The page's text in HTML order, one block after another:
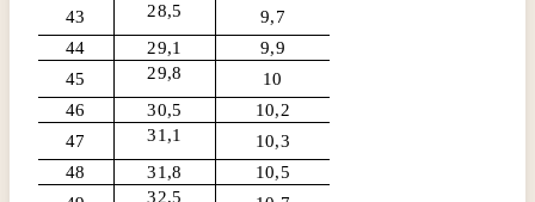
43
28,5
9,7
44
29,1
9,9
45
29,8
10
46
30,5
10,2
47
31,1
10,3
48
31,8
10,5
32,5